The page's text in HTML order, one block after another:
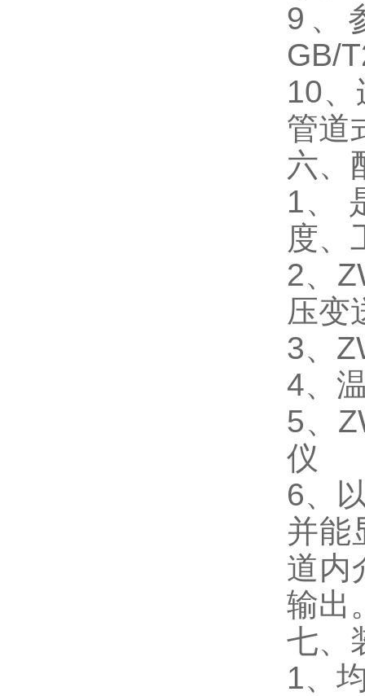
9、
GB/
10
管道
六、
1、
度、
2、
压变
3、
4、
5、
仪
6、
并能
道内
输出
七、
1、